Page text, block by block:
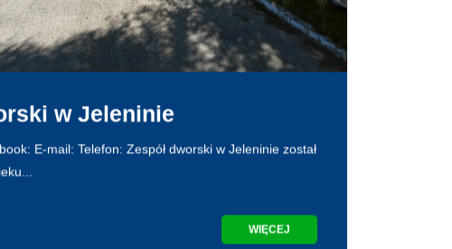
w Jeleninie
E-mail: Telefon: Zespół dworski w Jeleninie został
WIĘCEJ